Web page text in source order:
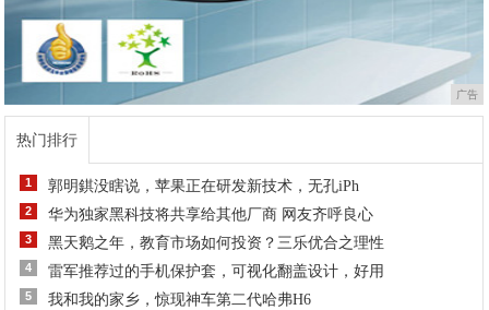
广告
热门排行
1 郭明錤没瞎说，苹果正在研发新技术，无孔iPh
2 华为独家黑科技将共享给其他厂商 网友齐呼良心
3 黑天鹅之年，教育市场如何投资？三乐优合之理性
4 雷军推荐过的手机保护套，可视化翻盖设计，好用
5 我和我的家乡，惊现神车第二代哈弗H6